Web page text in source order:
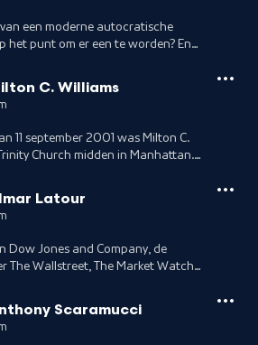
een moderne autocratische
het punt om er een te worden? En
signaleert dat autocratieën
delen en samenwerken om
Ze schreef daarover het boek
sprak haar deze week in
C. Williams
11 september 2001 was Milton C.
Church midden in Manhattan.
van de Twin Towers van het
is Williams geestelijke in
in de Swingstate North
Latour
Dow Jones and Company, de
The Wallstreet, The Market Watch
5500 mensen. Het
men hun verschillende publicaties
Scaramucci